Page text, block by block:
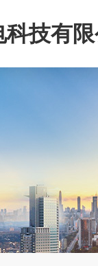
技有